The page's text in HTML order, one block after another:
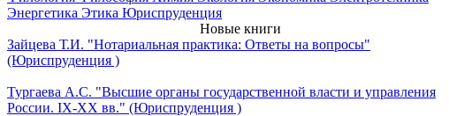
Энергетика Этика Юриспруденция
Новые книги
Зайцева Т.И. "Нотариальная практика: Ответы на вопросы"
(Юриспруденция )
Тургаева А.С. "Высшие органы государственной власти и управления
России. IХ-ХХ вв." (Юриспруденция )